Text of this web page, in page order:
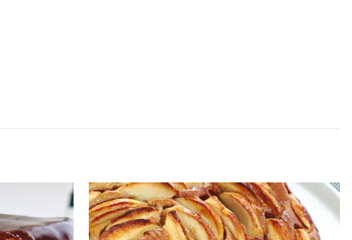
Adicionar
Adicionar